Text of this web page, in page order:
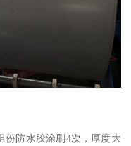
份防水胶涂刷4次，厚度大